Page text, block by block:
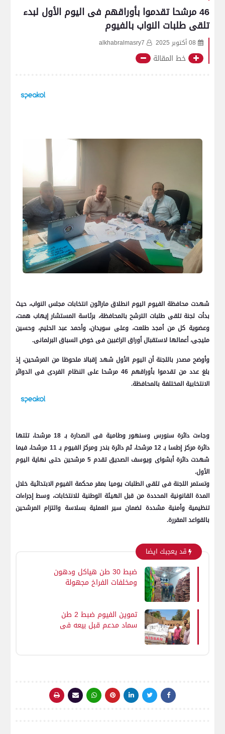
46 مرشحا تقدموا بأوراقهم فى اليوم الأول لبدء
تلقى طلبات النواب بالفيوم
08 أكتوبر 2025 alkhabralmasry7
خط المقالة
شهدت محافظة الفيوم اليوم انطلاق ماراثون انتخابات مجلس النواب، حيث
بدأت لجنة تلقى طلبات الترشح بالمحافظة، برئاسة المستشار إيهاب همت،
وعضوية كل من أمجد طلعت، وعلى سويدان، وأحمد عبد الحليم، وحسين
مليجى، أعمالها لاستقبال أوراق الراغبين فى خوض السباق البرلمانى.
وأوضح مصدر باللجنة أن اليوم الأول شهد إقبالا ملحوظا من المرشحين، إذ
بلغ عدد من تقدموا بأوراقهم 46 مرشحا على النظام الفردى فى الدوائر
الانتخابية المختلفة بالمحافظة.
وجاءت دائرة سنورس وسنهور وطامية فى الصدارة بـ 18 مرشحا، تلتها
دائرة مركز إطسا بـ 12 مرشحا، ثم دائرة بندر ومركز الفيوم بـ 11 مرشحا، فيما
شهدت دائرة أبشواى ويوسف الصديق تقدم 5 مرشحين حتى نهاية اليوم
الأول.
وتستمر اللجنة فى تلقى الطلبات يوميا بمقر محكمة الفيوم الابتدائية خلال
المدة القانونية المحددة من قبل الهيئة الوطنية للانتخابات، وسط إجراءات
تنظيمية وأمنية مشددة لضمان سير العملية بسلاسة والتزام المرشحين
بالقواعد المقررة.
قد يعجبك ايضا
ضبط 30 طن هياكل ودهون
ومخلفات الفراخ مجهولة
من البرجر وكفتة الفراختموين الفيوم ضبط 2 طن
سماد مدعم قبل بيعه في